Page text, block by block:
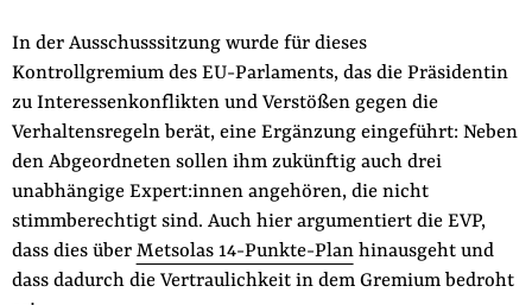
In der Ausschusssitzung wurde für dieses
Kontrollgremium des EU-Parlaments, das die Präsidentin
zu Interessenkonflikten und Verstößen gegen die
Verhaltensregeln berät, eine Ergänzung eingeführt: Neben
den Abgeordneten sollen ihm zukünftig auch drei
unabhängige Expert:innen angehören, die nicht
stimmberechtigt sind. Auch hier argumentiert die EVP,
dass dies über Metsolas 14-Punkte-Planhinausgeht und
dass dadurch die Vertraulichkeit in dem Gremium bedroht